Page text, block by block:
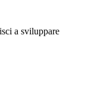
a sviluppare